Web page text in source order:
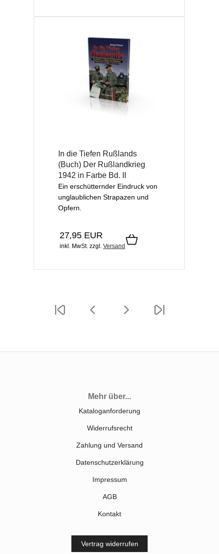
In die Tiefen Rußlands
(Buch) Der Rußlandkrieg
1942 in Farbe Bd. II
Ein erschütternder Eindruck von
unglaublichen Strapazen und
Opfern.
27,95 EUR
inkl. MwSt. zzgl. Versand
Mehr über...
Kataloganforderung
Widerrufsrecht
Zahlung und Versand
Datenschutzerklärung
Impressum
AGB
Kontakt
Vertrag widerrufen